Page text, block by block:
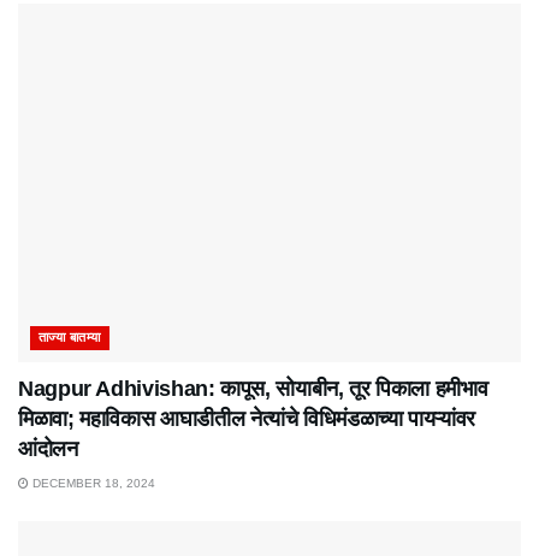
ताज्या बातम्या
Nagpur Adhivishan: कापूस, सोयाबीन, तूर पिकाला हमीभाव
मिळावा; महाविकास आघाडीतील नेत्यांचे विधिमंडळाच्या पायऱ्यांवर
आंदोलन
DECEMBER 18, 2024